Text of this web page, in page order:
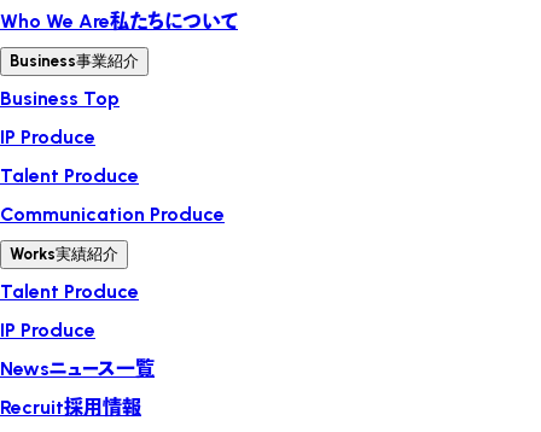
Who We Are私たちについて
Business事業紹介
Business Top
IP Produce
Talent Produce
Communication Produce
Works実績紹介
Talent Produce
IP Produce
Newsニュース一覧
Recruit採用情報